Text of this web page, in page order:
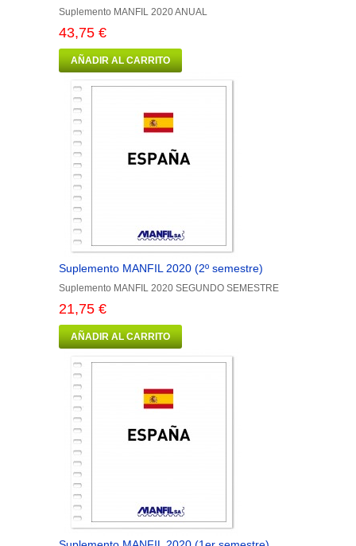
Suplemento MANFIL 2020 ANUAL
43,75 €
AÑADIR AL CARRITO
Suplemento MANFIL 2020 (2º semestre)
Suplemento MANFIL 2020 SEGUNDO SEMESTRE
21,75 €
AÑADIR AL CARRITO